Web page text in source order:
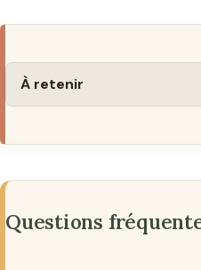
À retenir
Questions